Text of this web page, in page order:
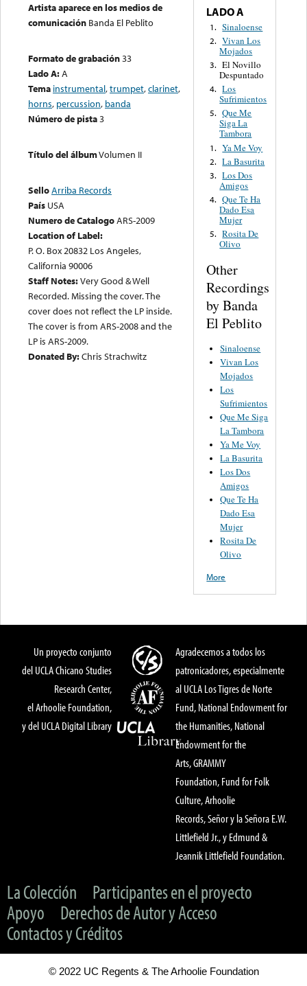
Artista aparece en los medios de
comunicación Banda El Peblito
Formato de grabación33
Lado A:A
Tema instrumental,trumpet,clarinet,
horns, percussion, banda
Número de pista3
Título del álbumVolumen II
SelloArriba Records
País USA
Numero de CatalogoARS-2009
Location of Label:
P. O. Box 20832 Los Angeles,
California 90006
Staff Notes:Very Good & Well
Recorded. Missing the cover. The
cover does not reflect the LP inside.
The cover is from ARS-2008 and the
LP is ARS-2009.
Donated By:Chris Strachwitz
LADO A
1. Sinaloense
2. Vivan Los
Mojados
3. El Novillo
Despuntado
4. Los
Sufrimientos
5. Que Me
Siga La
Tambora
1. Ya Me Voy
2. La Basurita
3. Los Dos
Amigos
4. Que Te Ha
Dado Esa
Mujer
5. Rosita De
Olivo
Other
Recordings
by Banda
El Peblito
Sinaloense
Vivan Los
Mojados
Los
Sufrimientos
Que Me Siga
La Tambora
Ya Me Voy
La Basurita
Los Dos
Amigos
Que Te Ha
Dado Esa
Mujer
Rosita De
Olivo
More
Un proyecto conjunto
del UCLA Chicano Studies
Research Center,
el Arhoolie Foundation,
y del UCLA Digital Library
Agradecemos a todos los
patronicadores, especialmente
al UCLA Los Tigres de Norte
Fund, National Endowment for
the Humanities, National
Endowment for the
Arts, GRAMMY
Foundation, Fund for Folk
Culture, Arhoolie
Records, Señor y la Señora E.W.
Littlefield Jr., y Edmund &
Jeannik Littlefield Foundation.
La Colección
Participantes en el proyecto
Apoyo
Derechos de Autor y Acceso
Contactos y Créditos
© 2022 UC Regents & The Arhoolie Foundation